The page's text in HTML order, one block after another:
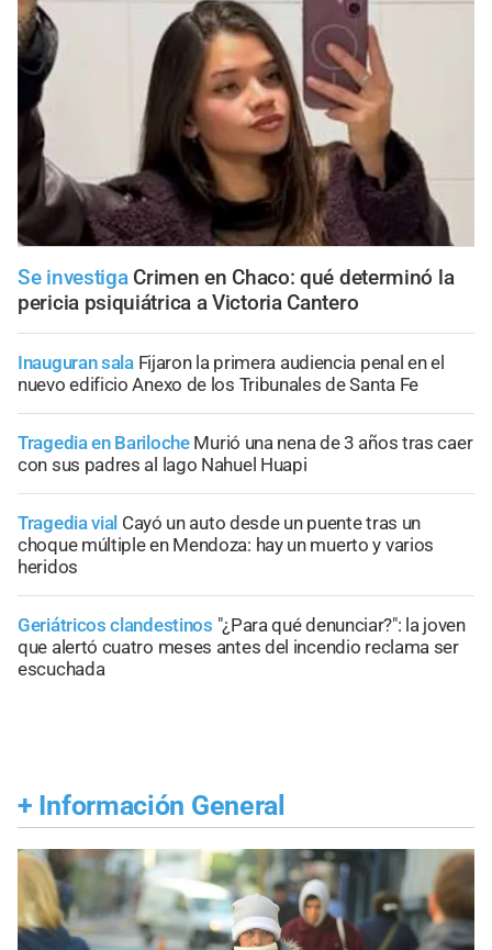
Se investiga Crimen en Chaco: qué determinó la
pericia psiquiátrica a Victoria Cantero
Inauguran sala Fijaron la primera audiencia penal en el
nuevo edificio Anexo de los Tribunales de Santa Fe
Tragedia en Bariloche Murió una nena de 3 años tras caer
con sus padres al lago Nahuel Huapi
Tragedia vial Cayó un auto desde un puente tras un
choque múltiple en Mendoza: hay un muerto y varios
heridos
Geriátricos clandestinos "¿Para qué denunciar?": la joven
que alertó cuatro meses antes del incendio reclama ser
escuchada
+ Información General